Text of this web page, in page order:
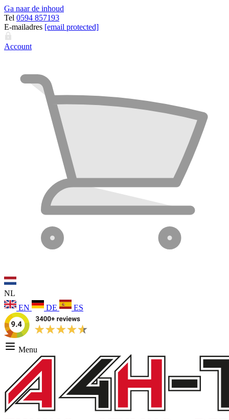
Ga naar de inhoud
Tel 0594 857193
E-mailadres [email protected]
Account
NL
EN
DE ES
Menu